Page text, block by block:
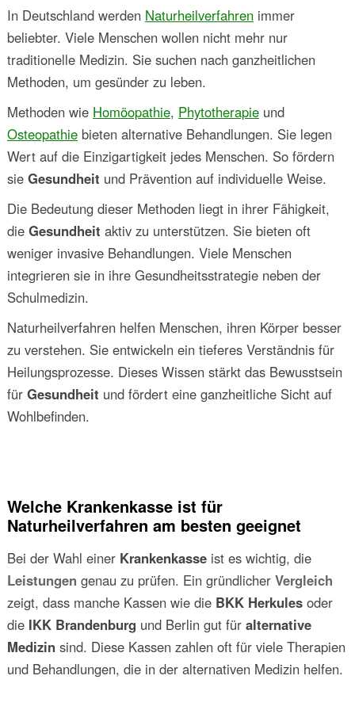
In Deutschland werden Naturheilverfahrenimmer
beliebter. Viele Menschen wollen nicht mehr nur
traditionelle Medizin. Sie suchen nach ganzheitlichen
Methoden, um gesünder zu leben.
Methoden wie Homöopathie, Phytotherapieund
Osteopathiebieten alternative Behandlungen. Sie legen
Wert auf die Einzigartigkeit jedes Menschen. So fördern
sie Gesundheit und Prävention auf individuelle Weise.
Die Bedeutung dieser Methoden liegt in ihrer Fähigkeit,
die Gesundheit aktiv zu unterstützen. Sie bieten oft
weniger invasive Behandlungen. Viele Menschen
integrieren sie in ihre Gesundheitsstrategie neben der
Schulmedizin.
Naturheilverfahren helfen Menschen, ihren Körper besser
zu verstehen. Sie entwickeln ein tieferes Verständnis für
Heilungsprozesse. Dieses Wissen stärkt das Bewusstsein
für Gesundheit und fördert eine ganzheitliche Sicht auf
Wohlbefinden.
Welche Krankenkasse ist für
Naturheilverfahren am besten geeignet
Bei der Wahl einer Krankenkasseist es wichtig, die
Leistungen genau zu prüfen. Ein gründlicher Vergleich
zeigt, dass manche Kassen wie die BKK Herkulesoder
die IKK Brandenburg und Berlin gut für alternative
Medizin sind. Diese Kassen zahlen oft für viele Therapien
und Behandlungen, die in der alternativen Medizin helfen.